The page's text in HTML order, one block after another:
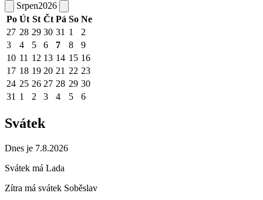
Srpen2026
Po Út St Čt Pá So Ne
27 28 29 30 31 1
2
3
4 5 6 7 8
9
10 11 12 13 14 15 16
17 18 19 20 21 22 23
24 25 26 27 28 29 30
31 1 2 3 4 5 6
Svátek
Dnes je 7.8.2026
Svátek má Lada
Zítra má svátek Soběslav